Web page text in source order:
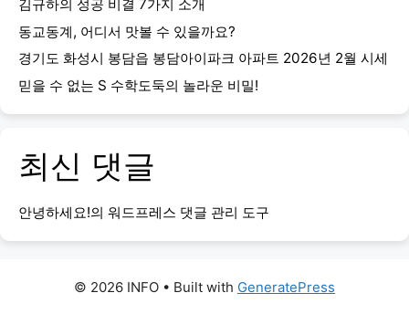
김규하의 성공 비결 7가지 소개
동교동계, 어디서 맛볼 수 있을까요?
경기도 화성시 봉담읍 봉담아이파크 아파트 2026년 2월 시세
믿을 수 없는 S 수학도둑의 놀라운 비밀!
최신 댓글
안녕하세요!의 워드프레스 댓글 관리 도구
© 2026 INFO • Built with GeneratePress